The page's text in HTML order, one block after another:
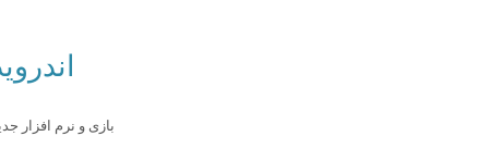
اندروید
بازی و نرم افزار جدید